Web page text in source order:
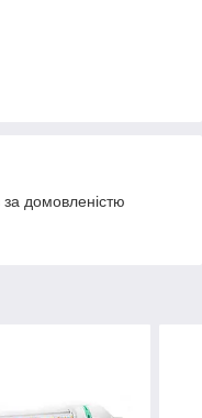
домовленістю